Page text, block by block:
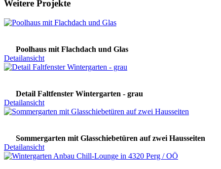
Weitere Projekte
Poolhaus mit Flachdach und Glas
Detailansicht
Detail Faltfenster Wintergarten - grau
Detailansicht
Sommergarten mit Glasschiebetüren auf zwei Hausseiten
Detailansicht